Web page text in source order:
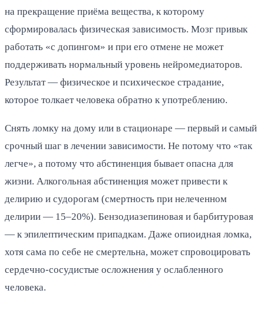
на прекращение приёма вещества, к которому
сформировалась физическая зависимость. Мозг привык
работать «с допингом» и при его отмене не может
поддерживать нормальный уровень нейромедиаторов.
Результат — физическое и психическое страдание,
которое толкает человека обратно к употреблению.
Снять ломку на дому или в стационаре — первый и самый
срочный шаг в лечении зависимости. Не потому что «так
легче», а потому что абстиненция бывает опасна для
жизни. Алкогольная абстиненция может привести к
делирию и судорогам (смертность при нелеченном
делирии — 15–20%). Бензодиазепиновая и барбитуровая
— к эпилептическим припадкам. Даже опиоидная ломка,
хотя сама по себе не смертельна, может спровоцировать
сердечно-сосудистые осложнения у ослабленного
человека.